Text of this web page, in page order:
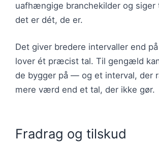
uafhængige branchekilder og siger
det er dét, de er.
Det giver bredere intervaller end
lover ét præcist tal. Til gengæld
de bygger på — og et interval, der
mere værd end et tal, der ikke gør.
Fradrag og tilskud